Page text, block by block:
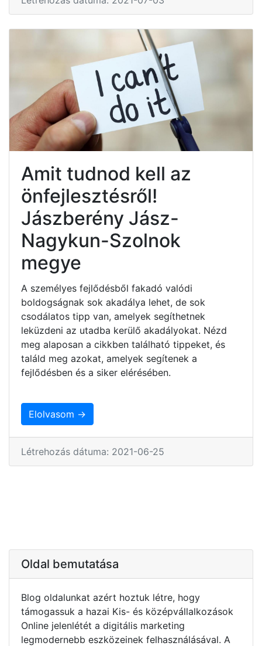
Amit tudnod kell az
önfejlesztésről!
Jászberény Jász-
Nagykun-Szolnok
megye
A személyes fejlődésből fakadó valódi
boldogságnak sok akadálya lehet, de sok
csodálatos tipp van, amelyek segíthetnek
leküzdeni az utadba kerülő akadályokat. Nézd
meg alaposan a cikkben található tippeket, és
találd meg azokat, amelyek segítenek a
fejlődésben és a siker elérésében.
Elolvasom →
Létrehozás dátuma: 2021-06-25
Oldal bemutatása
Blog oldalunkat azért hoztuk létre, hogy
támogassuk a hazai Kis- és középvállalkozások
Online jelenlétét a digitális marketing
legmodernebb eszközeinek felhasználásával. A